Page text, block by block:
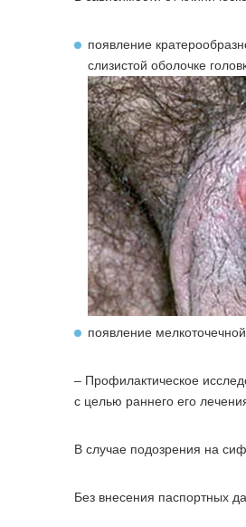
появление
слизистой оболочке
появление
– Профилактическое
с целью раннего его
В случае подозрения на
Без внесения паспортных